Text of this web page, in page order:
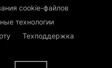
cookie-файлов
технологии
Техподдержка